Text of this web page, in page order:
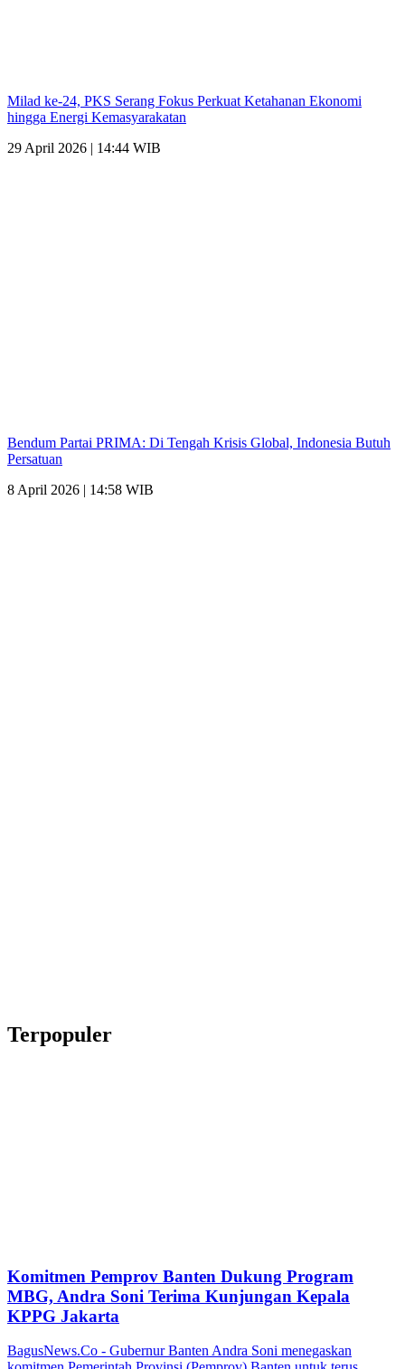
Milad ke-24, PKS Serang Fokus Perkuat Ketahanan Ekonomi
hingga Energi Kemasyarakatan
29 April 2026 | 14:44 WIB
Bendum Partai PRIMA: Di Tengah Krisis Global, Indonesia Butuh
Persatuan
8 April 2026 | 14:58 WIB
Terpopuler
Komitmen Pemprov Banten Dukung Program
MBG, Andra Soni Terima Kunjungan Kepala
KPPG Jakarta
BagusNews.Co - Gubernur Banten Andra Soni menegaskan